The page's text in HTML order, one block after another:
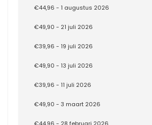
€44,96 - 1 augustus 2026
€49,90 - 21 juli 2026
€39,96 - 19 juli 2026
€49,90 - 13 juli 2026
€39,96 - 11 juli 2026
€49,90 - 3 maart 2026